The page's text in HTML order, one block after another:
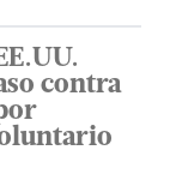
contra